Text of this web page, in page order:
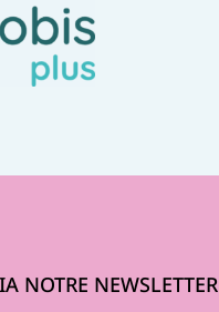
NOTRE NEWSLETTER